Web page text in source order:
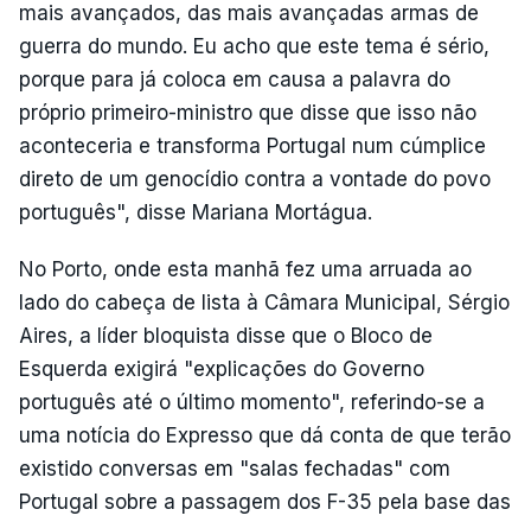
mais avançados, das mais avançadas armas de
guerra do mundo. Eu acho que este tema é sério,
porque para já coloca em causa a palavra do
próprio primeiro-ministro que disse que isso não
aconteceria e transforma Portugal num cúmplice
direto de um genocídio contra a vontade do povo
português", disse Mariana Mortágua.
No Porto, onde esta manhã fez uma arruada ao
lado do cabeça de lista à Câmara Municipal, Sérgio
Aires, a líder bloquista disse que o Bloco de
Esquerda exigirá "explicações do Governo
português até o último momento", referindo-se a
uma notícia do Expresso que dá conta de que terão
existido conversas em "salas fechadas" com
Portugal sobre a passagem dos F-35 pela base das